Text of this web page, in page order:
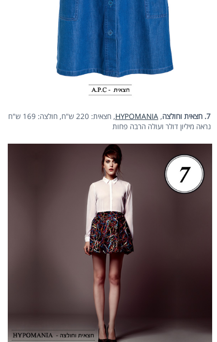
7. חצאית וחולצה ,
HYPOMANIA, חצאית: 220 ש"ח, חולצה: 169 ש"ח
נראה מיליון דולר ועולה הרבה פחות